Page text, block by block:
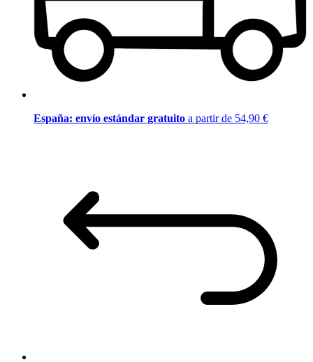
España: envío estándar gratuito a partir de 54,90 €